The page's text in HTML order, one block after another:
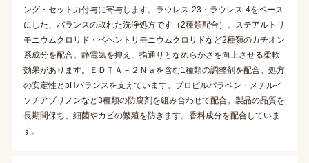
ング・セット力付与に寄与します。ラウレス-23・ラウレス-4をベース
にした、バランスの取れた洗浄処方です（2種類配合）。ステアルトリ
モニウムクロリド・ベヘントリモニウムクロリドなど2種類のカチオン
系成分を配合。静電気を抑え、指通りとなめらかさを向上させる柔軟
効果があります。ＥＤＴＡ－２Ｎａを含む1種類の調整剤を配合。処方
の安定性とpHバランスを支えています。プロピルパラベン・メチルイ
ソチアゾリノンなど3種類の防腐剤を組み合わせて配合。製品の品質を
長期間保ち、細菌やカビの繁殖を防ぎます。香料成分を配合していま
す。